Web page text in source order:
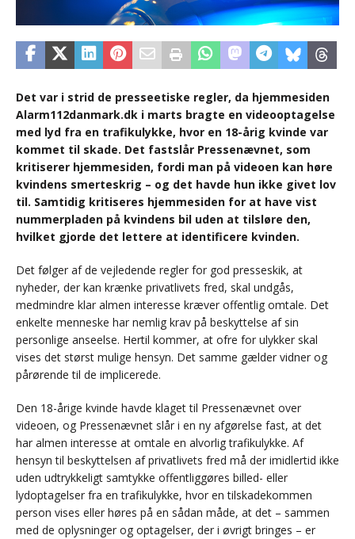
Det var i strid de presseetiske regler, da hjemmesiden
Alarm112danmark.dk i marts bragte en videooptagelse
med lyd fra en trafikulykke, hvor en 18-årig kvinde var
kommet til skade. Det fastslår Pressenævnet, som
kritiserer hjemmesiden, fordi man på videoen kan høre
kvindens smerteskrig – og det havde hun ikke givet lov
til. Samtidig kritiseres hjemmesiden for at have vist
nummerpladen på kvindens bil uden at tilsløre den,
hvilket gjorde det lettere at identificere kvinden.
Det følger af de vejledende regler for god presseskik, at
nyheder, der kan krænke privatlivets fred, skal undgås,
medmindre klar almen interesse kræver offentlig omtale. Det
enkelte menneske har nemlig krav på beskyttelse af sin
personlige anseelse. Hertil kommer, at ofre for ulykker skal
vises det størst mulige hensyn. Det samme gælder vidner og
pårørende til de implicerede.
Den 18-årige kvinde havde klaget til Pressenævnet over
videoen, og Pressenævnet slår i en ny afgørelse fast, at det
har almen interesse at omtale en alvorlig trafikulykke. Af
hensyn til beskyttelsen af privatlivets fred må der imidlertid ikke
uden udtrykkeligt samtykke offentliggøres billed- eller
lydoptagelser fra en trafikulykke, hvor en tilskadekommen
person vises eller høres på en sådan måde, at det – sammen
med de oplysninger og optagelser, der i øvrigt bringes – er